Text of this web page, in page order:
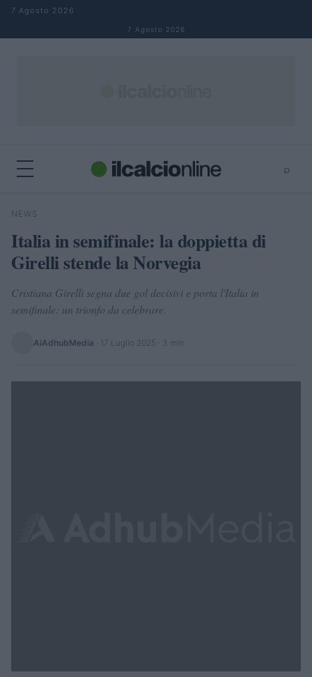
Salta al contenuto
7 Agosto 2026
7 Agosto 2026
⌕
Cerca
NEWS
Italia in semifinale: la doppietta di
Girelli stende la Norvegia
Cristiana Girelli segna due gol decisivi e porta l'Italia in
semifinale: un trionfo da celebrare.
AiAdhubMedia 17 Luglio 2025 · 3 min